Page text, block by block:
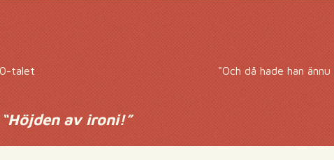
talet "Och då hade han
Höjden av ironi!”